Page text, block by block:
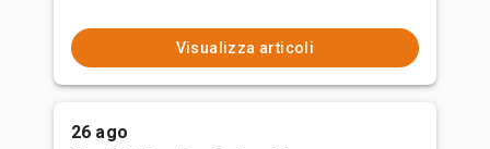
Visualizza articoli
26 ago